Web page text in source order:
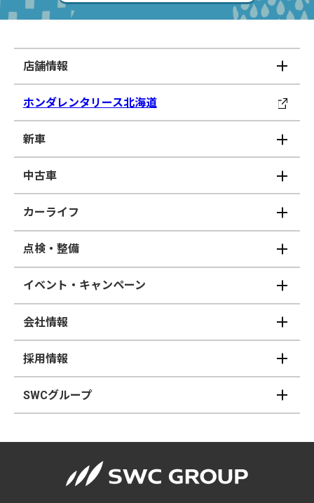
店舗情報
ホンダレンタリース北海道
新車
中古車
カーライフ
点検・整備
イベント・キャンペーン
会社情報
採用情報
SWCグループ